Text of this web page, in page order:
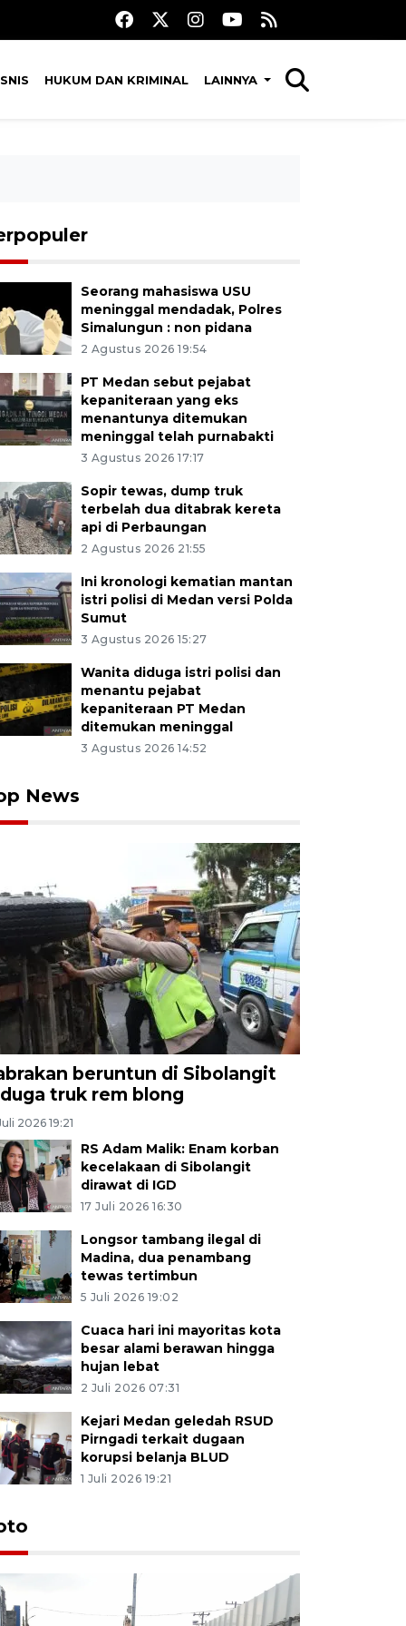
HUKUM DAN KRIMINAL LAINNYA
Seorang mahasiswa USU
meninggal mendadak, Polres
Simalungun : non pidana
2 Agustus 2026 19:54
PT Medan sebut pejabat
kepaniteraan yang eks
menantunya ditemukan
meninggal telah purnabakti
3 Agustus 2026 17:17
Sopir tewas, dump truk
terbelah dua ditabrak kereta
api di Perbaungan
2 Agustus 2026 21:55
Ini kronologi kematian mantan
istri polisi di Medan versi Polda
Sumut
3 Agustus 2026 15:27
Wanita diduga istri polisi dan
menantu pejabat
kepaniteraan PT Medan
ditemukan meninggal
3 Agustus 2026 14:52
News
beruntun di Sibolangit
truk rem blong
2026 19:21
RS Adam Malik: Enam korban
kecelakaan di Sibolangit
dirawat di IGD
17 Juli 2026 16:30
Longsor tambang ilegal di
Madina, dua penambang
tewas tertimbun
5 Juli 2026 19:02
Cuaca hari ini mayoritas kota
besar alami berawan hingga
hujan lebat
2 Juli 2026 07:31
Kejari Medan geledah RSUD
Pirngadi terkait dugaan
korupsi belanja BLUD
1 Juli 2026 19:21